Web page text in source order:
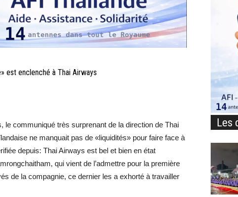
Thaïlande
est enclenché à Thai Airways
communiqué très surprenant de la direction de Thai
ne manquait pas de «liquidités» pour faire face à
depuis: Thai Airways est bel et bien en état
qui vient de l’admettre pour la première
de la compagnie, ce dernier les a exhorté à travailler
Les